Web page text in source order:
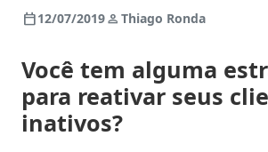
vendas
Pedidos
Digitais
Indústrias
Sellentt+
calendar_today12/07/2019person Thiago Ronda
Você tem alguma
para reativar seus
inativos?